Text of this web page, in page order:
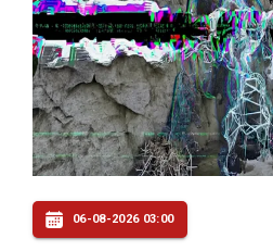
06-08-2026 03:00